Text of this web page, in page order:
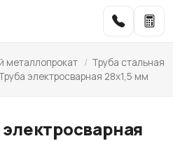
металлопрокат / Труба стальная
электросварная 28x1,5 мм